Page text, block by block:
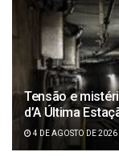
Tensão e
d’A Última
4 DE AGOSTO DE 2026